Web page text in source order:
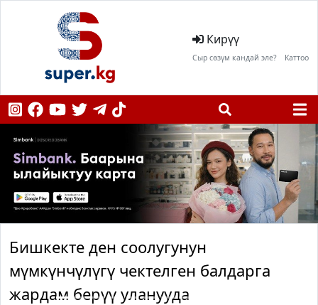
Кирүү
Сыр сөзүм кандай эле? Каттоо
Бишкекте ден соолугунун
мүмкүнчүлүгү чектелген балдарга
жардам берүү уланууда